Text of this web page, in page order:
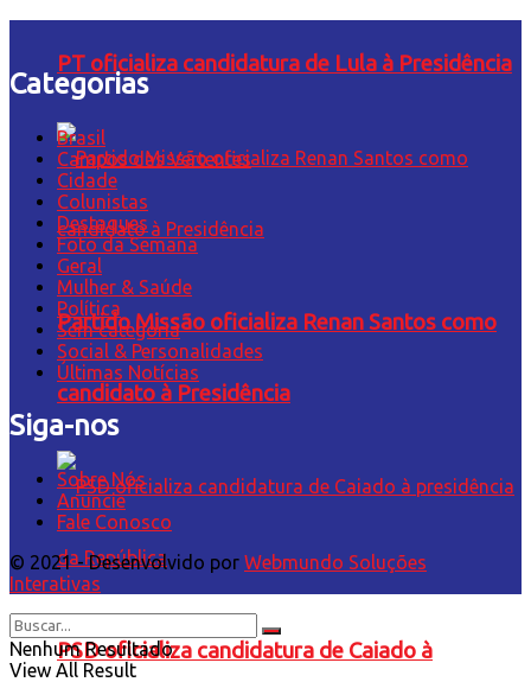
PT oficializa candidatura de Lula à Presidência
Partido Missão oficializa Renan Santos como
candidato à Presidência
PSD oficializa candidatura de Caiado à
Categorias
Brasil
Campos das Vertentes
Cidade
Colunistas
Destaques
Foto da Semana
Geral
Mulher & Saúde
Política
Sem categoria
Social & Personalidades
Últimas Notícias
Siga-nos
Sobre Nós
Anuncie
Fale Conosco
© 2021 - Desenvolvido por Webmundo Soluções
Interativas
Nenhum Resultado
View All Result